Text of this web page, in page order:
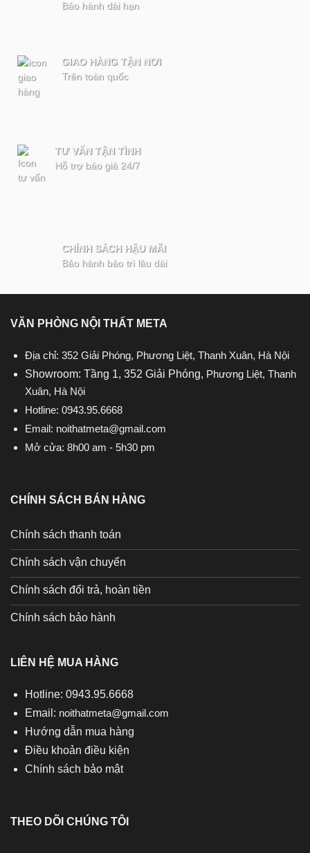
Bảo hành dài hạn
GIAO HÀNG TẬN NƠI
Trên toàn quốc
TƯ VẤN TẬN TÌNH
Hỗ trợ báo giá 24/7
CHÍNH SÁCH HẬU MÃI
Bảo hành bảo trì lâu dài
VĂN PHÒNG NỘI THẤT META
Địa chỉ: 352 Giải Phóng, Phương Liệt, Thanh Xuân, Hà Nội
Showroom: Tầng 1, 352 Giải Phóng, Phương Liệt, Thanh
Xuân, Hà Nội
Hotline: 0943.95.6668
Email: noithatmeta@gmail.com
Mở cửa: 8h00 am - 5h30 pm
CHÍNH SÁCH BÁN HÀNG
Chính sách thanh toán
Chính sách vận chuyển
Chính sách đổi trả, hoàn tiền
Chính sách bảo hành
LIÊN HỆ MUA HÀNG
Hotline: 0943.95.6668
Email: noithatmeta@gmail.com
Hướng dẫn mua hàng
Điều khoản điều kiện
Chính sách bảo mật
THEO DÕI CHÚNG TÔI